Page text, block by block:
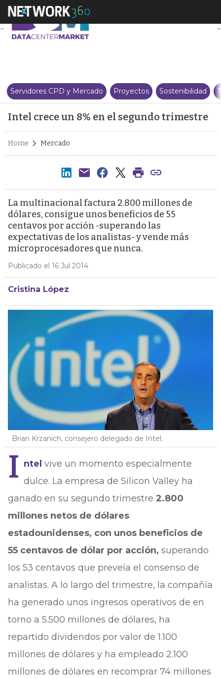
Intel crece un 8% en el
Servidores CPD y Mercado Proyectos Sostenibilidad
Intel crece un 8% en el segundo trimestre
Home Mercado
La multinacional factura 2.800 millones de
dólares, consigue unos beneficios de 55
centavos por acción -superando las
expectativas de los analistas- y vende más
microprocesadores que nunca.
Publicado el 16 Jul 2014
Cristina López
Brian Krzanich, consejero delegado de Intel.
I ntel vive un momento especialmente
dulce. La empresa de Silicon Valley ha
ganado en su segundo trimestre 2.800
millones netos de dólares
estadounidenses, con unos beneficios de
55 centavos de dólar por acción, superando
los 53 centavos que preveía el consenso de
analistas. A lo largo del trimestre, la compañía
ha generado unos ingresos operativos de en
torno a 5.500 millones de dólares, ha
repartido dividendos por valor de 1.100
millones de dólares y ha empleado 2.100
millones de dólares en recomprar 74 millones